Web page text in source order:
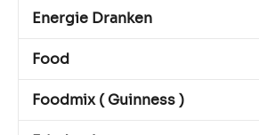
Energie Dranken
Food
Foodmix ( Guinness )